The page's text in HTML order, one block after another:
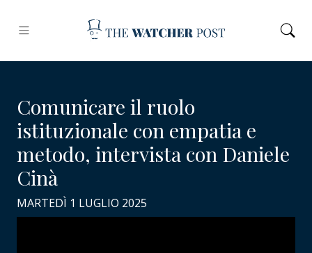
Comunicare il ruolo
istituzionale con empatia e
metodo, intervista con Daniele
Cinà
MARTEDÌ 1 LUGLIO 2025